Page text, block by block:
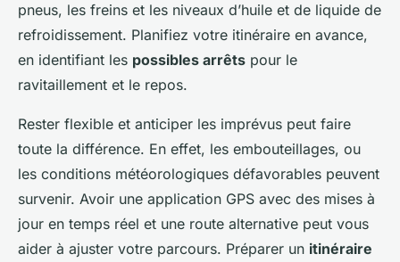
pneus, les freins et les niveaux d’huile et de liquide de
refroidissement. Planifiez votre itinéraire en avance,
en identifiant les possibles arrêts pour le
ravitaillement et le repos.
Rester flexible et anticiper les imprévus peut faire
toute la différence. En effet, les embouteillages, ou
les conditions météorologiques défavorables peuvent
survenir. Avoir une application GPS avec des mises à
jour en temps réel et une route alternative peut vous
aider à ajuster votre parcours. Préparer un itinéraire